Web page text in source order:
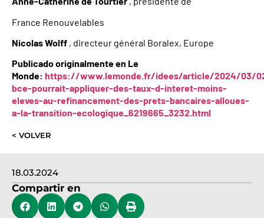
18.03.2024
Compartir en
France Renouvelables
Nicolas Wolff , directeur général Boralex, Europe
Publicado originalmente en Le
Monde: https://www.lemonde.fr/idees/article/2024/03/
bce-pourrait-appliquer-des-taux-d-interet-moins-
eleves-au-refinancement-des-prets-bancaires-alloues-
a-la-transition-ecologique_6219665_3232.html
< VOLVER